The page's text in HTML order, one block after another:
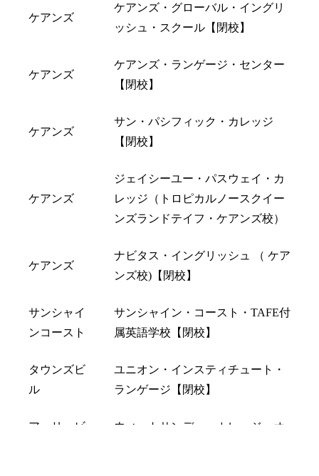
ケアンズ
ケアンズ・グローバル・イングリ
ッシュ・スクール【閉校】
ケアンズ
ケアンズ・ランゲージ・センター
【閉校】
ケアンズ
サン・パシフィック・カレッジ
【閉校】
ケアンズ
ジェイシーユー・パスウェイ・カ
レッジ（トロピカルノースクイー
ンズランドテイフ・ケアンズ校）
ケアンズ
ナビタス・イングリッシュ （ ケア
ンズ校)【閉校】
サンシャイ
ンコースト
サンシャイン・コースト・TAFE付
属英語学校【閉校】
タウンズビ
ル
ユニオン・インスティチュート・
ランゲージ【閉校】
アーリービ
ウィットサンデー・カレッジ・オ